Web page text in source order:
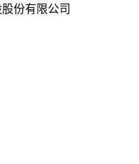
份有限公司